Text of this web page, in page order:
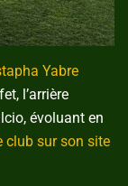
Yabre
l’arrière
évoluant en
club sur son site